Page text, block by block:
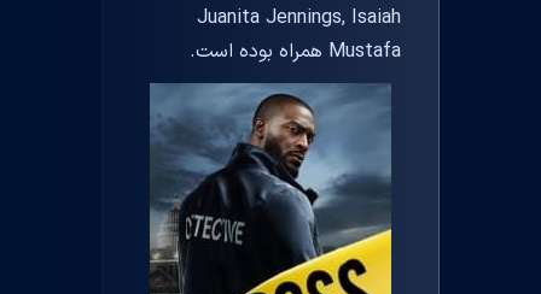
Juanita Jennings, Isaiah
Mustafa همراه بوده است.